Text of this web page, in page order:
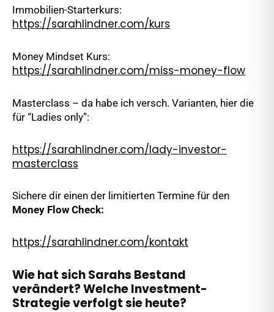
Immobilien-Starterkurs:
https://sarahlindner.com/kurs
Money Mindset Kurs:
https://sarahlindner.com/miss-money-flow
Masterclass – da habe ich versch. Varianten, hier die
für “Ladies only”:
https://sarahlindner.com/lady-investor-
masterclass
Sichere dir einen der limitierten Termine für den
Money Flow Check:
https://sarahlindner.com/kontakt
Wie hat sich Sarahs Bestand
verändert? Welche Investment-
Strategie verfolgt sie heute?